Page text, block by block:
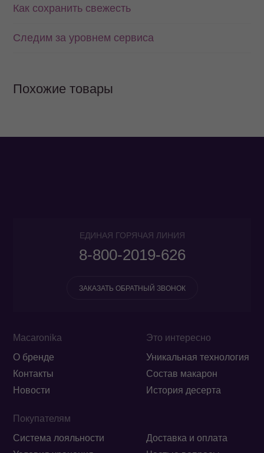
Как сохранить свежесть
Следим за уровнем сервиса
Похожие товары
Macaronika
О бренде
Контакты
Новости
Покупателям
Система лояльности
Доставка и оплата
Это интересно
Уникальная технология
Состав макарон
История десерта
ЕДИНАЯ ГОРЯЧАЯ ЛИНИЯ
8-800-2019-626
ЗАКАЗАТЬ ОБРАТНЫЙ ЗВОНОК